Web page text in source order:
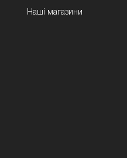
Наші магазини